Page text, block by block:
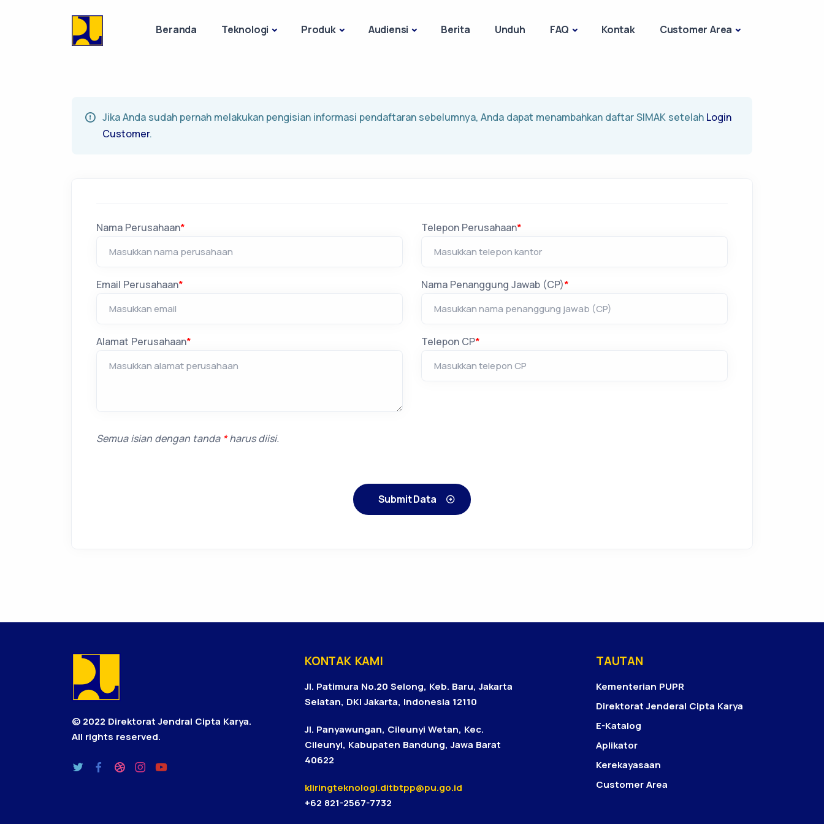
Beranda Teknologi Produk Audiensi Berita Unduh FAQ Kontak Customer Area
Jika Anda sudah pernah melakukan pengisian informasi pendaftaran sebelumnya, Anda dapat menambahkan daftar SIMAK setelah Login
Customer.
Nama Perusahaan*
Email Perusahaan*
Alamat Perusahaan*
Telepon Perusahaan*
Nama Penanggung Jawab (CP)*
Telepon CP*
Semua isian dengan tanda *harus diisi.
Submit Data
© 2022 Direktorat Jendral Cipta Karya.
All rights reserved.
KONTAK KAMI
Jl. Patimura No.20 Selong, Keb. Baru, Jakarta
Selatan, DKI Jakarta, Indonesia 12110
Jl. Panyawungan, Cileunyi Wetan, Kec.
Cileunyi, Kabupaten Bandung, Jawa Barat
40622
kliringteknologi.ditbtpp@pu.go.id
+62 821-2567-7732
TAUTAN
Kementerian PUPR
Direktorat Jenderal Cipta Karya
E-Katalog
Aplikator
Kerekayasaan
Customer Area